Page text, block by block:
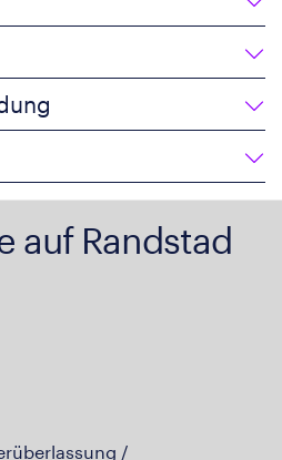
auf Randstad
/